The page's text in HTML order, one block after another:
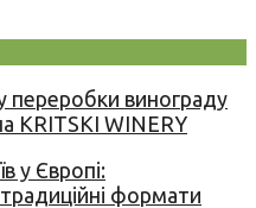
переробки винограду
KRITSKI WINERY
у Європі:
традиційні формати